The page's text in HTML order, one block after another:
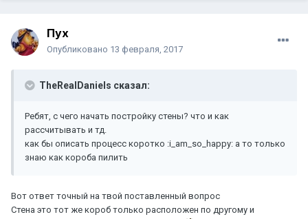
Пух
Опубликовано 13 февраля, 2017
TheRealDaniels сказал:
Ребят, с чего начать постройку стены? что и как
рассчитывать и тд.
как бы описать процесс коротко :i_am_so_happy: а то только
знаю как короба пилить
Вот ответ точный на твой поставленный вопрос
Стена это тот же короб только расположен по другому и